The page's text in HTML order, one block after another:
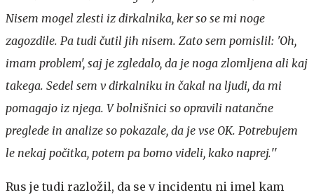
Nisem mogel zlesti iz dirkalnika, ker so se mi noge
zagozdile. Pa tudi čutil jih nisem. Zato sem pomislil: 'Oh,
imam problem', saj je zgledalo, da je noga zlomljena ali kaj
takega. Sedel sem v dirkalniku in čakal na ljudi, da mi
pomagajo iz njega. V bolnišnici so opravili natančne
preglede in analize so pokazale, da je vse OK. Potrebujem
le nekaj počitka, potem pa bomo videli, kako naprej.''
Rus je tudi razložil, da se v incidentu ni imel kam